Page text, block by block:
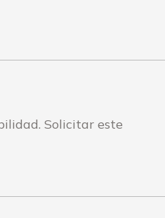
Solicitar este